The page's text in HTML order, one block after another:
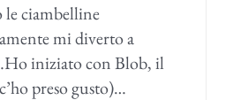
le ciambelline
mi diverto a
iniziato con Blob, il
preso gusto)…